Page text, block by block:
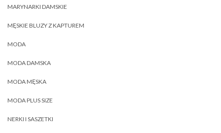
MARYNARKI DAMSKIE
MĘSKIE BLUZY Z KAPTUREM
MODA
MODA DAMSKA
MODA MĘSKA
MODA PLUS SIZE
NERKI I SASZETKI